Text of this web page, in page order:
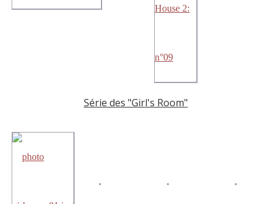
Série des "Girl's Room"